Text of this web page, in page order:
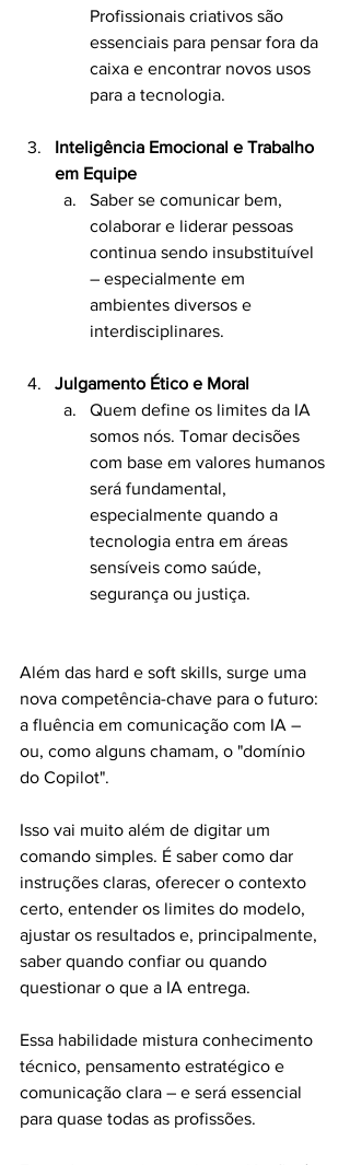
Profissionais criativos são
essenciais para pensar fora da
caixa e encontrar novos usos
para a tecnologia.
Inteligência Emocional e Trabalho
em Equipe
Saber se comunicar bem,
colaborar e liderar pessoas
continua sendo insubstituível
– especialmente em
ambientes diversos e
interdisciplinares.
Julgamento Ético e Moral
Quem define os limites da IA
somos nós. Tomar decisões
com base em valores humanos
será fundamental,
especialmente quando a
tecnologia entra em áreas
sensíveis como saúde,
segurança ou justiça.
Além das hard e soft skills, surge uma
nova competência-chave para o futuro:
a fluência em comunicação com IA –
ou, como alguns chamam, o "domínio
do Copilot".
Isso vai muito além de digitar um
comando simples. É saber como dar
instruções claras, oferecer o contexto
certo, entender os limites do modelo,
ajustar os resultados e, principalmente,
saber quando confiar ou quando
questionar o que a IA entrega.
Essa habilidade mistura conhecimento
técnico, pensamento estratégico e
comunicação clara – e será essencial
para quase todas as profissões.